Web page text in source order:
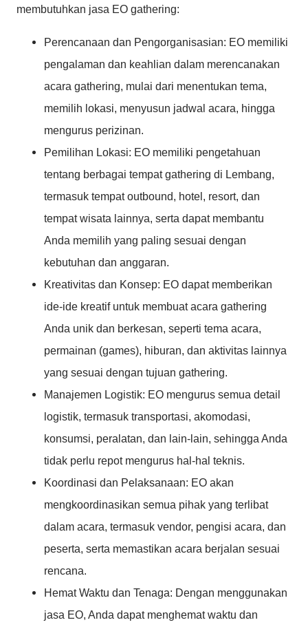
membutuhkan jasa EO gathering:
Perencanaan dan Pengorganisasian: EO memiliki
pengalaman dan keahlian dalam merencanakan
acara gathering, mulai dari menentukan tema,
memilih lokasi, menyusun jadwal acara, hingga
mengurus perizinan.
Pemilihan Lokasi: EO memiliki pengetahuan
tentang berbagai tempat gathering di Lembang,
termasuk tempat outbound, hotel, resort, dan
tempat wisata lainnya, serta dapat membantu
Anda memilih yang paling sesuai dengan
kebutuhan dan anggaran.
Kreativitas dan Konsep: EO dapat memberikan
ide-ide kreatif untuk membuat acara gathering
Anda unik dan berkesan, seperti tema acara,
permainan (games), hiburan, dan aktivitas lainnya
yang sesuai dengan tujuan gathering.
Manajemen Logistik: EO mengurus semua detail
logistik, termasuk transportasi, akomodasi,
konsumsi, peralatan, dan lain-lain, sehingga Anda
tidak perlu repot mengurus hal-hal teknis.
Koordinasi dan Pelaksanaan: EO akan
mengkoordinasikan semua pihak yang terlibat
dalam acara, termasuk vendor, pengisi acara, dan
peserta, serta memastikan acara berjalan sesuai
rencana.
Hemat Waktu dan Tenaga: Dengan menggunakan
jasa EO, Anda dapat menghemat waktu dan